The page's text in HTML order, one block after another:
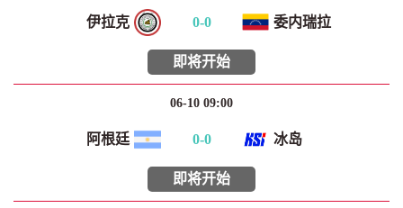
伊拉克 0-0 委内瑞拉
即将开始
06-10 09:00
阿根廷 0-0 冰岛
即将开始